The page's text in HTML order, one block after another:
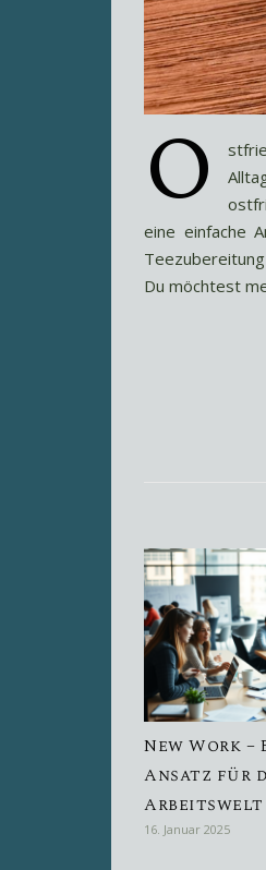
O
eine einfache
Du möchtest
New Work –
Ansatz für
Arbeitswelt
16. Januar 2025